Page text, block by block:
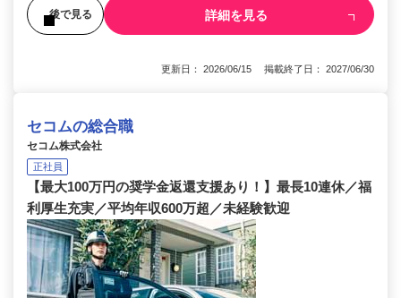
後で見る 詳細を見る
更新日： 2026/06/15 掲載終了日： 2027/06/30
セコムの総合職
セコム株式会社
正社員
【最大100万円の奨学金返還支援あり！】最長10連休／福
利厚生充実／平均年収600万超／未経験歓迎